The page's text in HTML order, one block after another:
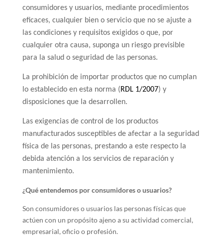
consumidores y usuarios, mediante procedimientos
eficaces, cualquier bien o servicio que no se ajuste a
las condiciones y requisitos exigidos o que, por
cualquier otra causa, suponga un riesgo previsible
para la salud o seguridad de las personas.
La prohibición de importar productos que no cumplan
lo establecido en esta norma (RDL 1/2007) y
disposiciones que la desarrollen.
Las exigencias de control de los productos
manufacturados susceptibles de afectar a la seguridad
física de las personas, prestando a este respecto la
debida atención a los servicios de reparación y
mantenimiento.
¿Qué entendemos por consumidores o usuarios?
Son consumidores o usuarios las personas físicas que
actúen con un propósito ajeno a su actividad comercial,
empresarial, oficio o profesión.